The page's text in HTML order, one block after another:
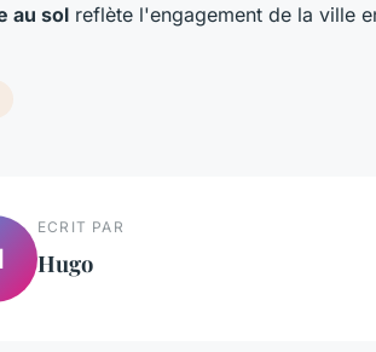
au sol reflète l'engagement de la ville
ECRIT PAR
Hugo